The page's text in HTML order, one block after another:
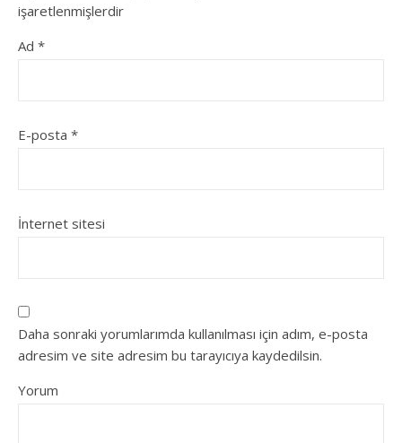
işaretlenmişlerdir
Ad *
E-posta *
İnternet sitesi
Daha sonraki yorumlarımda kullanılması için adım, e-posta
adresim ve site adresim bu tarayıcıya kaydedilsin.
Yorum